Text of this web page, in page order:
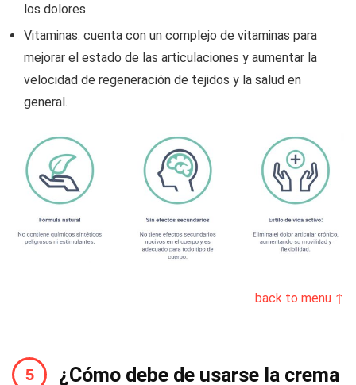
los dolores.
Vitaminas: cuenta con un complejo de vitaminas para
mejorar el estado de las articulaciones y aumentar la
velocidad de regeneración de tejidos y la salud en
general.
back to menu ↑
¿Cómo debe de usarse la crema